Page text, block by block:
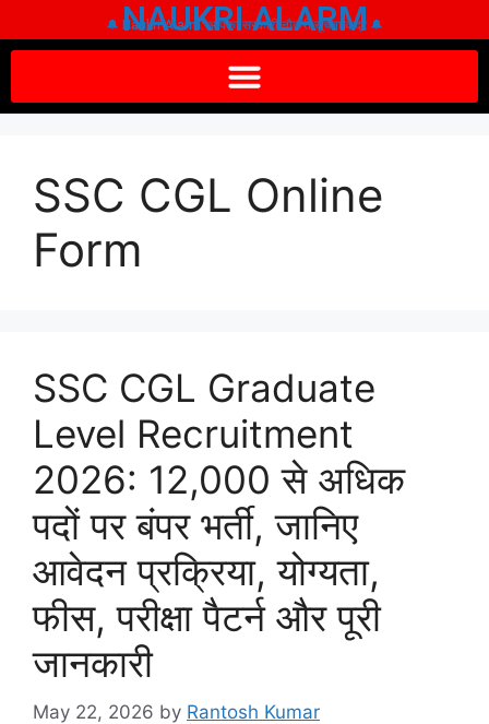
NAUKRI ALARM
🔔 Naukri Alarm: आपका सरकारी नौकरी सूचना केंद्र 🔔
SSC CGL Online
Form
SSC CGL Graduate
Level Recruitment
2026: 12,000 से अधिक
पदों पर बंपर भर्ती, जानिए
आवेदन प्रक्रिया, योग्यता,
फीस, परीक्षा पैटर्न और पूरी
जानकारी
May 22, 2026 by Rantosh Kumar